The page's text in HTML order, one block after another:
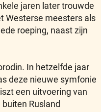
jaren later trouwde
Westerse meesters als
roeping, naast zijn
In hetzelfde jaar
deze nieuwe symfonie
een uitvoering van
Rusland